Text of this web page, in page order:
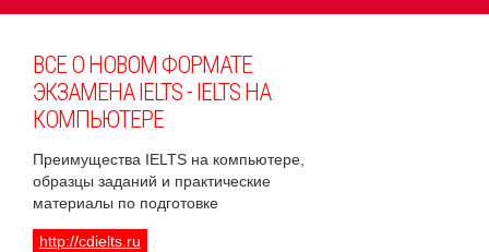
ВСЕ О НОВОМ ФОРМАТЕ
ЭКЗАМЕНА IELTS - IELTS НА
КОМПЬЮТЕРЕ
Преимущества IELTS на компьютере,
образцы заданий и практические
материалы по подготовке
http://cdielts.ru